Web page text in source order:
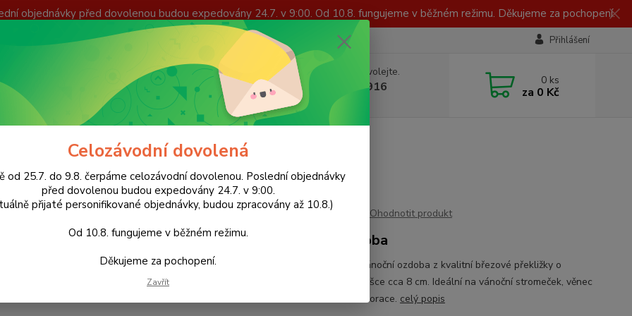
objednávky před dovolenou budou expedovány 24.7. v 9:00. Od 10.8. fungujeme v běžném režimu. Děkujeme za pochopení.
Přihlášení
Hledat
Nevíte si rady? Zavolejte.
+420 723 423 916
(Po-Pá, 8-16 hod.)
0 ks
za 0 Kč
Vánoční Dekorace Dřevěná vánoční ozdoba (8 cm)
vánoční ozdoba (8 cm)
Ohodnotit produkt
Vánoční ozdoba
Přírodní dřevěná vánoční ozdoba z kvalitní březové překližky o
tloušťce 3 mm a výšce cca 8 cm. Ideální na vánoční stromeček, věnec
i další sváteční dekorace. celý popis
Celozávodní dovolená
od 25.7. do 9.8. čerpáme celozávodní dovolenou. Poslední objednávky
před dovolenou budou expedovány 24.7. v 9:00.
přijaté personifikované objednávky, budou zpracovány až 10.8.)
Od 10.8. fungujeme v běžném režimu.
Děkujeme za pochopení.
Zavřít